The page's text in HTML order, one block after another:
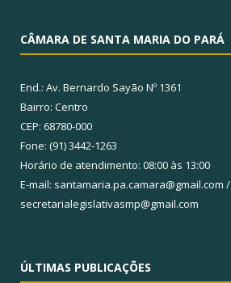
CÂMARA DE SANTA MARIA DO PARÁ
End.: Av. Bernardo Sayão Nº 1361
Bairro: Centro
CEP: 68780-000
Fone: (91) 3442-1263
Horário de atendimento: 08:00 às 13:00
E-mail: santamaria.pa.camara@gmail.com /
secretarialegislativasmp@gmail.com
ÚLTIMAS PUBLICAÇÕES